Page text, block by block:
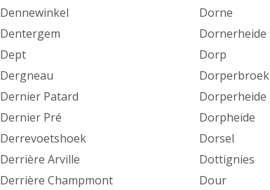
Dennewinkel
Dentergem
Dept
Dergneau
Dernier Patard
Dernier Pré
Derrevoetshoek
Derrière Arville
Derrière Champmont
Dorne
Dornerheide
Dorp
Dorperbroek
Dorperheide
Dorpheide
Dorsel
Dottignies
Dour